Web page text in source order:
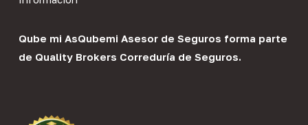
Qube mi AsQubemi Asesor de Seguros forma parte
de Quality Brokers Correduría de Seguros.